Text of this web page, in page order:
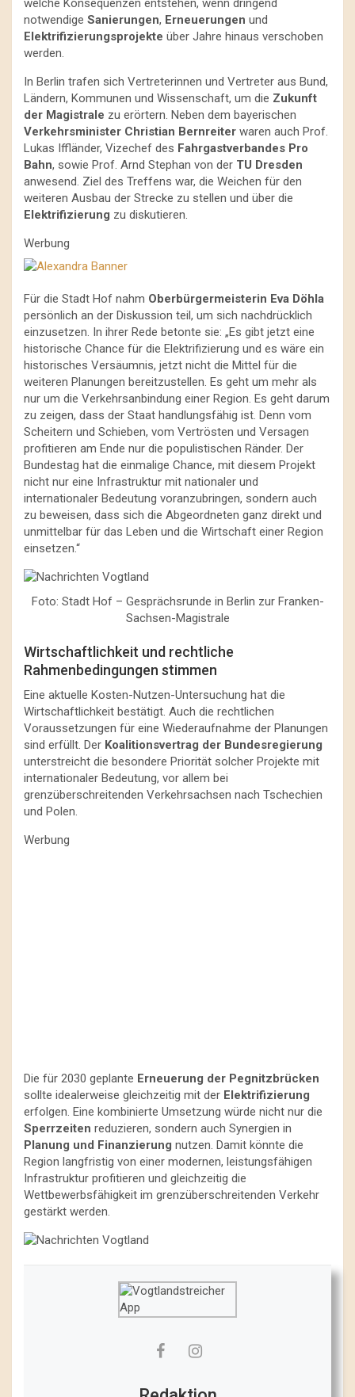
welche Konsequenzen entstehen, wenn dringend
notwendige Sanierungen, Erneuerungen und
Elektrifizierungsprojekte über Jahre hinaus verschoben
werden.
In Berlin trafen sich Vertreterinnen und Vertreter aus Bund,
Ländern, Kommunen und Wissenschaft, um die Zukunft
der Magistrale zu erörtern. Neben dem bayerischen
Verkehrsminister Christian Bernreiter waren auch Prof.
Lukas Iffländer, Vizechef des Fahrgastverbandes Pro
Bahn, sowie Prof. Arnd Stephan von der TU Dresden
anwesend. Ziel des Treffens war, die Weichen für den
weiteren Ausbau der Strecke zu stellen und über die
Elektrifizierung zu diskutieren.
Werbung
Für die Stadt Hof nahm Oberbürgermeisterin Eva Döhla
persönlich an der Diskussion teil, um sich nachdrücklich
einzusetzen. In ihrer Rede betonte sie: „Es gibt jetzt eine
historische Chance für die Elektrifizierung und es wäre ein
historisches Versäumnis, jetzt nicht die Mittel für die
weiteren Planungen bereitzustellen. Es geht um mehr als
nur um die Verkehrsanbindung einer Region. Es geht darum
zu zeigen, dass der Staat handlungsfähig ist. Denn vom
Scheitern und Schieben, vom Vertrösten und Versagen
profitieren am Ende nur die populistischen Ränder. Der
Bundestag hat die einmalige Chance, mit diesem Projekt
nicht nur eine Infrastruktur mit nationaler und
internationaler Bedeutung voranzubringen, sondern auch
zu beweisen, dass sich die Abgeordneten ganz direkt und
unmittelbar für das Leben und die Wirtschaft einer Region
einsetzen.“
Foto: Stadt Hof – Gesprächsrunde in Berlin zur Franken-
Sachsen-Magistrale
Wirtschaftlichkeit und rechtliche
Rahmenbedingungen stimmen
Eine aktuelle Kosten-Nutzen-Untersuchung hat die
Wirtschaftlichkeit bestätigt. Auch die rechtlichen
Voraussetzungen für eine Wiederaufnahme der Planungen
sind erfüllt. Der Koalitionsvertrag der Bundesregierung
unterstreicht die besondere Priorität solcher Projekte mit
internationaler Bedeutung, vor allem bei
grenzüberschreitenden Verkehrsachsen nach Tschechien
und Polen.
Werbung
Die für 2030 geplante Erneuerung der Pegnitzbrücken
sollte idealerweise gleichzeitig mit der Elektrifizierung
erfolgen. Eine kombinierte Umsetzung würde nicht nur die
Sperrzeiten reduzieren, sondern auch Synergien in
Planung und Finanzierung nutzen. Damit könnte die
Region langfristig von einer modernen, leistungsfähigen
Infrastruktur profitieren und gleichzeitig die
Wettbewerbsfähigkeit im grenzüberschreitenden Verkehr
gestärkt werden.